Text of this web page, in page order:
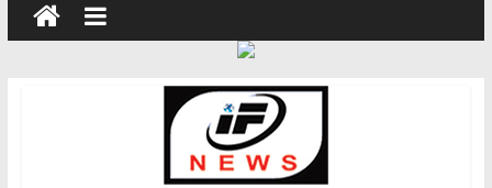
मुख्यमंत्री ने हर घर तिरंगा यात्रा कार्यक्रम में किया प्रतिभाग,मुख्यमंत्री ने
प्रदेशवासियों से स्वतंत्रता दिवस पर अपने घरों में तिरंगा फहराने का किया आवाह्न